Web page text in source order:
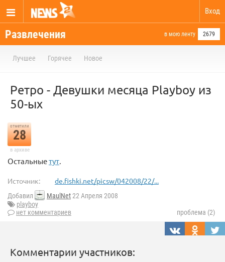
Вход
Развлечения в мою ленту 2679
Лучшее Горячее Новое
Ретро - Девушки месяца Playboy из
50-ых
отметили
28
в архиве
Остальныетут.
Источник: de.fishki.net/picsw/042008/22/...
Добавил MaulNet22 Апреля 2008
playboy
нет комментариев
проблема (2)
Комментарии участников: